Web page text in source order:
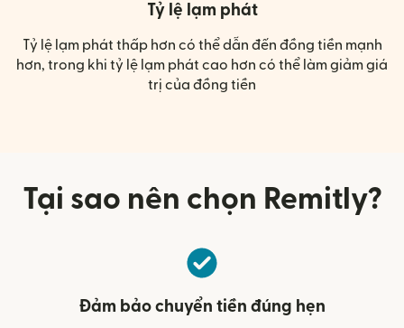
Tỷ lệ lạm phát
Tỷ lệ lạm phát thấp hơn có thể dẫn đến đồng tiền mạnh
hơn, trong khi tỷ lệ lạm phát cao hơn có thể làm giảm giá
trị của đồng tiền
Tại sao nên chọn Remitly?
Đảm bảo chuyển tiền đúng hẹn